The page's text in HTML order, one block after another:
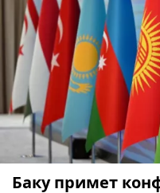
Баку примет